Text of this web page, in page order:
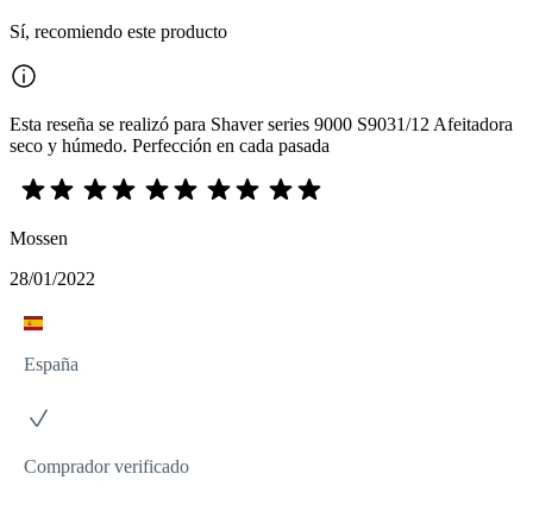
Sí, recomiendo este producto
Esta reseña se realizó para Shaver series 9000 S9031/12 Afeitadora
seco y húmedo. Perfección en cada pasada
Mossen
28/01/2022
España
Comprador verificado